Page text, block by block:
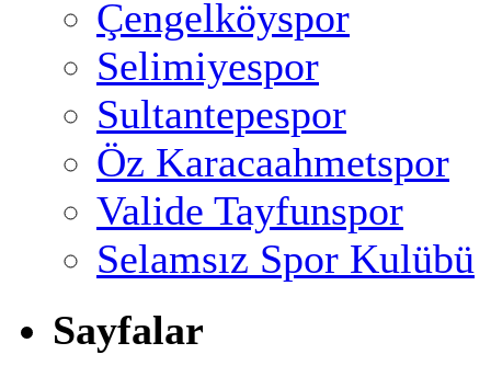
Çengelköyspor
Selimiyespor
Sultantepespor
Öz Karacaahmetspor
Valide Tayfunspor
Selamsız Spor Kulübü
Sayfalar